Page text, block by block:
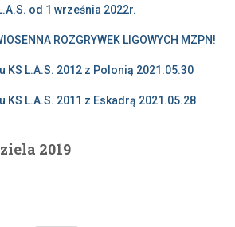
od 1 września 2022r.
ROZGRYWEK LIGOWYCH MZPN!
KS L.A.S. 2012 z Polonią 2021.05.30
KS L.A.S. 2011 z Eskadrą 2021.05.28
2019